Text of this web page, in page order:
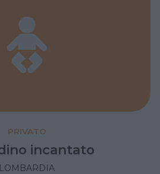
PRIVATO
incantato
LOMBARDIA